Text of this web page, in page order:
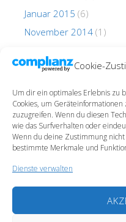
Cookie-
Um dir ein optimales Erlebnis zu
Cookies, um
zuzugreifen. Wenn du diesen
wie das Surfverhalten oder
Wenn du deine Zustimmung
bestimmte Merkmale und
Dienste verwalten
Januar 2015 (6)
November 2014 (1)
Impressum
Cookie-Richtlinie (EU)